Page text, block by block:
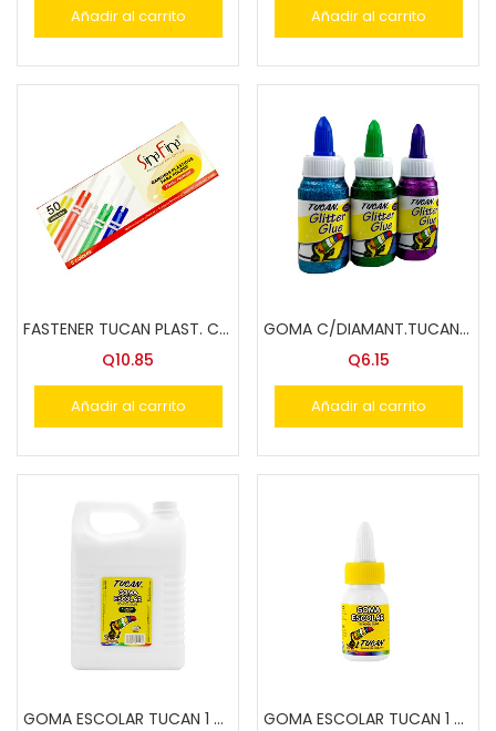
Añadir al carrito Añadir al carrito
FASTENER TUCAN PLAST. CAJA DE 50 U.
Q10.85
Añadir al carrito
GOMA C/DIAMANT.TUCAN GLITER GLUE 60 GRS. COL.
Q6.15
Añadir al carrito
GOMA ESCOLAR TUCAN 1 GALON
GOMA ESCOLAR TUCAN 1 ONZA